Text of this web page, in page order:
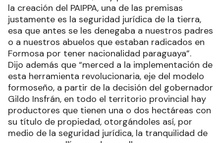
la creación del PAIPPA, una de las premisas
justamente es la seguridad jurídica de la tierra,
esa que antes se les denegaba a nuestros padres
o a nuestros abuelos que estaban radicados en
Formosa por tener nacionalidad paraguaya”.
Dijo además que “merced a la implementación de
esta herramienta revolucionaria, eje del modelo
formoseño, a partir de la decisión del gobernador
Gildo Insfrán, en todo el territorio provincial hay
productores que tienen una o dos hectáreas con
su título de propiedad, otorgándoles así, por
medio de la seguridad jurídica, la tranquilidad de